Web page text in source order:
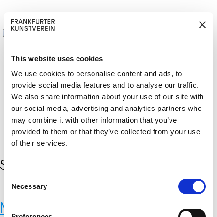
This website uses cookies
We use cookies to personalise content and ads, to
provide social media features and to analyse our traffic.
We also share information about your use of our site with
our social media, advertising and analytics partners who
may combine it with other information that you’ve
provided to them or that they’ve collected from your use
of their services.
C
Necessary
M
ITGLIED W
ERD
EN
Cerca: DE
Schlagwort:Ingenieurswesen
Maurizio Montalti